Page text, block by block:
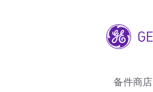
备件商店